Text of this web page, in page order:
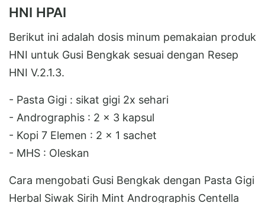
HNI HPAI
Berikut ini adalah dosis minum pemakaian produk
HNI untuk Gusi Bengkak sesuai dengan Resep
HNI V.2.1.3.
- Pasta Gigi : sikat gigi 2x sehari
- Andrographis : 2 x 3 kapsul
- Kopi 7 Elemen : 2 x 1 sachet
- MHS : Oleskan
Cara mengobati Gusi Bengkak dengan Pasta Gigi
Herbal Siwak Sirih Mint Andrographis Centella